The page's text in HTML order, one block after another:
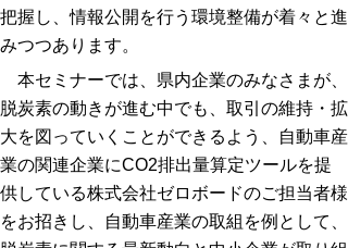
把握し、情報公開を行う環境整備が着々と進
みつつあります。
本セミナーでは、県内企業のみなさまが、
脱炭素の動きが進む中でも、取引の維持・拡
大を図っていくことができるよう、自動車産
業の関連企業にCO2排出量算定ツールを提
供している株式会社ゼロボードのご担当者様
をお招きし、自動車産業の取組を例として、